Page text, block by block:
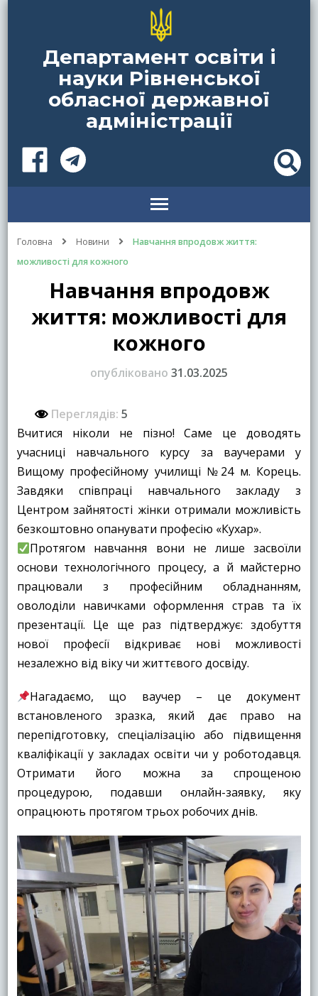
Департамент освіти і
науки Рівненської
обласної державної
адміністрації
Головна Новини
Навчання впродовж життя:
можливості для кожного
Навчання впродовж
життя: можливості для
кожного
опубліковано 31.03.2025
Переглядів: 5
Вчитися ніколи не пізно! Саме це доводять
учасниці навчального курсу за ваучерами у
Вищому професійному училищі №24 м. Корець.
Завдяки співпраці навчального закладу з
Центром зайнятості жінки отримали можливість
безкоштовно опанувати професію «Кухар».
Протягом навчання вони не лише засвоїли
основи технологічного процесу, а й майстерно
працювали з професійним обладнанням,
оволоділи навичками оформлення страв та їх
презентації. Це ще раз підтверджує: здобуття
нової професії відкриває нові можливості
незалежно від віку чи життєвого досвіду.
Нагадаємо, що ваучер – це документ
встановленого зразка, який дає право на
перепідготовку, спеціалізацію або підвищення
кваліфікації у закладах освіти чи у роботодавця.
Отримати його можна за спрощеною
процедурою, подавши онлайн-заявку, яку
опрацюють протягом трьох робочих днів.